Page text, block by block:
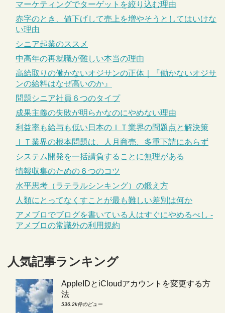
マーケティングでターゲットを絞り込む理由
赤字のとき、値下げして売上を増やそうとしてはいけな
い理由
シニア起業のススメ
中高年の再就職が難しい本当の理由
高給取りの働かないオジサンの正体｜『働かないオジサ
ンの給料はなぜ高いのか』
問題シニア社員６つのタイプ
成果主義の失敗が明らかなのにやめない理由
利益率も給与も低い日本のＩＴ業界の問題点と解決策
ＩＴ業界の根本問題は、人月商売、多重下請にあらず
システム開発を一括請負することに無理がある
情報収集のための６つのコツ
水平思考（ラテラルシンキング）の鍛え方
人類にとってなくすことが最も難しい差別は何か
アメブロでブログを書いている人はすぐにやめるべし -
アメブロの常識外の利用規約
人気記事ランキング
AppleIDとiCloudアカウントを変更する方
法
536.2k件のビュー